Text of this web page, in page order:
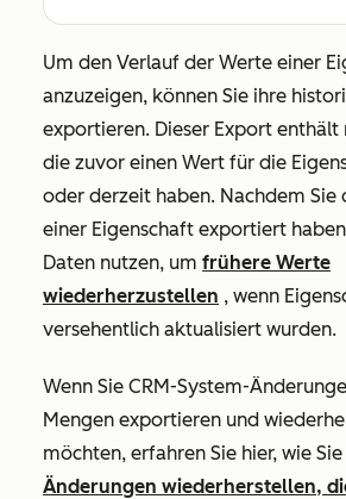
Um den Verlauf der Werte einer
anzuzeigen, können Sie ihre
exportieren. Dieser Export enthält
die zuvor einen Wert für die
oder derzeit haben. Nachdem Sie
einer Eigenschaft exportiert
Daten nutzen, um frühere Werte
wiederherzustellen , wenn
versehentlich aktualisiert wurden.
Wenn Sie CRM-System-
Mengen exportieren und
möchten, erfahren Sie hier, wie Sie
Änderungen wiederherstellen,